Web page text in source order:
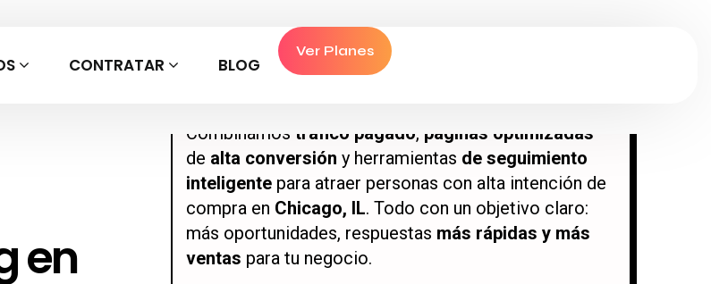
CONTRATAR BLOG
Ver Planes
en
Chicago, IL
en Estados Unidos. Te ayudamos
a competir en
español e inglés
Combinamos tráfico pagado, páginas optimizadas
de alta conversión y herramientas de seguimiento
inteligente para atraer personas con alta intención de
compra en Chicago, IL. Todo con un objetivo claro:
más oportunidades, respuestas más rápidas y más
ventas para tu negocio.